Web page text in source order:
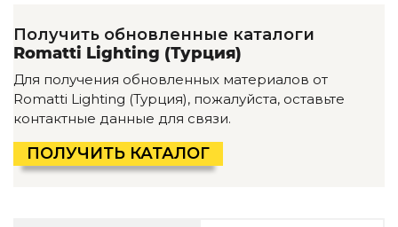
Уличная и садовая мебель
Фитнес и wellness-оборудование
Коллекции
ROOM — Modern
INTERRA — Soft Modern
ARTOPIA — Mid-Century
DAYZ — Ethno
Получить обновленные каталоги
Romatti Lighting (Турция)
Для получения обновленных материалов от
Romatti Lighting (Турция), пожалуйста, оставьте
контактные данные для связи.
ПОЛУЧИТЬ КАТАЛОГ